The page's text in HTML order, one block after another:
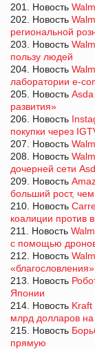
201. Новость
202. Новость
региональной
203. Новость
пользу людей
204. Новость
лаборатории e-
205. Новость
развития»
206. Новость
покупки через
207. Новость
208. Новость
дочерней сети
209. Новость
больший рост,
210. Новость
коалиции против
211. Новость
с помощью
212. Новость
213. Новость
Японии
214. Новость Kraft
млрд долларов на
215. Новость
прямую